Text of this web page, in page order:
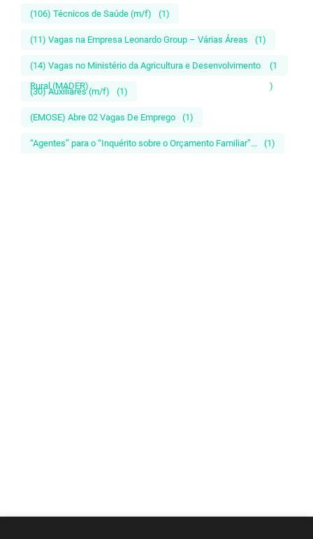
(106) Técnicos de Saúde (m/f) (1)
(11) Vagas na Empresa Leonardo Group – Várias Áreas (1)
(14) Vagas no Ministério da Agricultura e Desenvolvimento
Rural (MADER)
(1
)
(30) Auxiliares (m/f) (1)
(EMOSE) Abre 02 Vagas De Emprego (1)
“Agentes” para o “Inquérito sobre o Orçamento Familiar”... (1)